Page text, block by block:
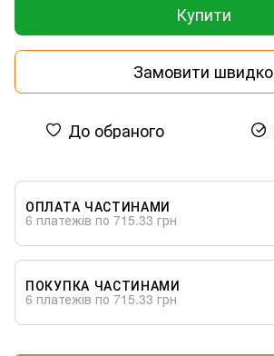
Купити
Замовити швидко
До обраного
ОПЛАТА ЧАСТИНАМИ
6 платежів по 715.33 грн
ПОКУПКА ЧАСТИНАМИ
6 платежів по 715.33 грн